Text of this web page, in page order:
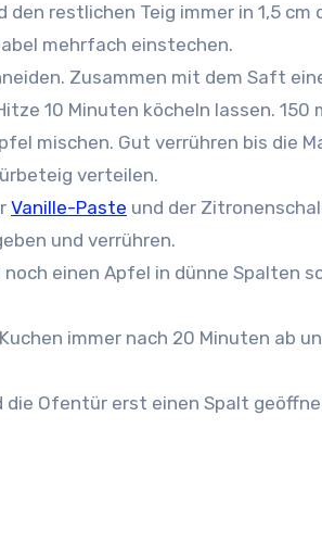
restlichen Teig immer in 1,5 cm
mehrfach einstechen.
Zusammen mit dem Saft
10 Minuten köcheln lassen. 150
mischen. Gut verrühren bis die
verteilen.
Vanille-Paste und der
und verrühren.
einen Apfel in dünne Spalten
immer nach 20 Minuten ab
die Ofentür erst einen Spalt